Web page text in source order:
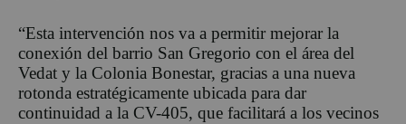
“Esta intervención nos va a permitir mejorar la
conexión del barrio San Gregorio con el área del
Vedat y la Colonia Bonestar, gracias a una nueva
rotonda estratégicamente ubicada para dar
continuidad a la CV-405, que facilitará a los vecinos